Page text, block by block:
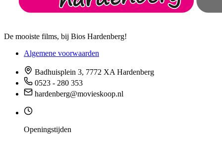
De mooiste films, bij Bios Hardenberg!
Algemene voorwaarden
Badhuisplein 3, 7772 XA Hardenberg
0523 - 280 353
hardenberg@movieskoop.nl
Openingstijden